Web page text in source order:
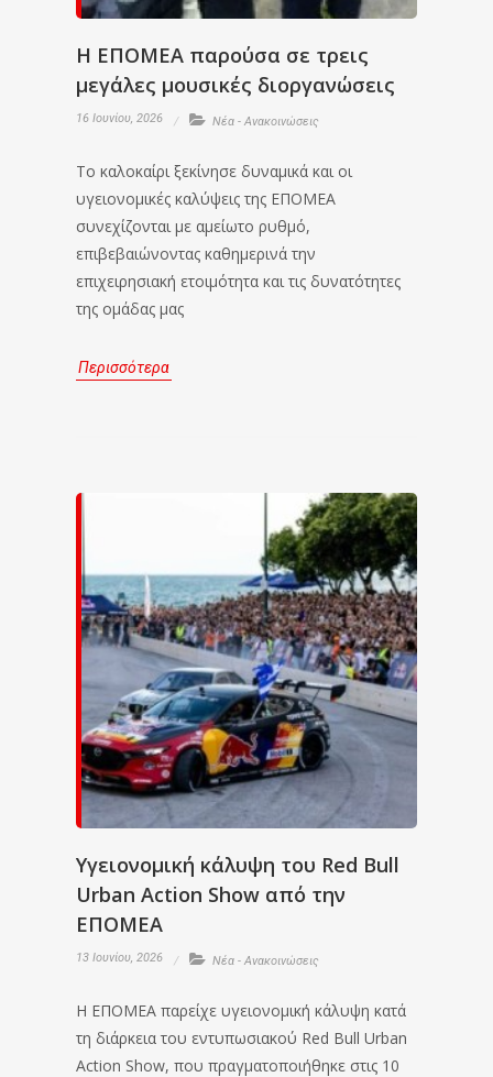
Η ΕΠΟΜΕΑ παρούσα σε τρεις
μεγάλες μουσικές διοργανώσεις
16 Ιουνίου, 2026 Νέα - Ανακοινώσεις
Το καλοκαίρι ξεκίνησε δυναμικά και οι
υγειονομικές καλύψεις της ΕΠΟΜΕΑ
συνεχίζονται με αμείωτο ρυθμό,
επιβεβαιώνοντας καθημερινά την
επιχειρησιακή ετοιμότητα και τις δυνατότητες
της ομάδας μας
Περισσότερα
Υγειονομική κάλυψη του Red Bull
Urban Action Show από την
ΕΠΟΜΕΑ
13 Ιουνίου, 2026 Νέα - Ανακοινώσεις
Η ΕΠΟΜΕΑ παρείχε υγειονομική κάλυψη κατά
τη διάρκεια του εντυπωσιακού Red Bull Urban
Action Show, που πραγματοποιήθηκε στις 10